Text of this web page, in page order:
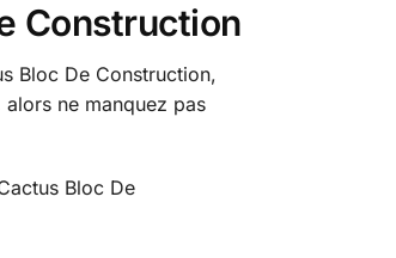
Construction
Bloc De Construction,
ne manquez pas
Bloc De